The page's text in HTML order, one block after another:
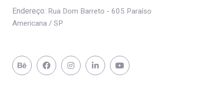
Endereço: Rua Dom Barreto - 605 Paraíso
Americana / SP